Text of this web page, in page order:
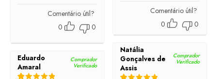
Comentário útil?
0
0
Comentário útil?
0
0
Natália
Gonçalves de
Assis
Comprador
Verificado
Eduardo
Amaral
Comprador
Verificado